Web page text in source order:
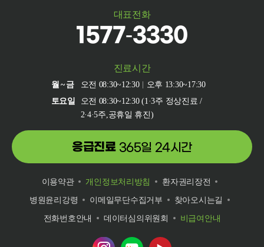
대표전화
1577-3330
진료시간
월~금 오전 08:30~12:30
오후 13:30~17:30
토요일
오전 08:30~12:30 (1·3주 정상진료 /
2·4·5주,공휴일 휴진)
응급진료 365일 24시간
이용약관 개인정보처리방침 환자권리장전
병원윤리강령 이메일무단수집거부 찾아오시는길
전화번호안내 데이터심의위원회 비급여안내
건양대학교병원 인스타그램 바로가기
건양대학교병원 네이버 블로그 바로
건양대학교병원 유튜브 바로